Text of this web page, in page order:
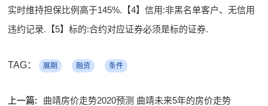
实时维持担保比例高于145%.【4】信用:非黑名单客户、无信用
违约记录.【5】标的:合约对应证券必须是标的证券.
TAG： 展期 融资 条件
上一篇:
曲靖房价走势2020预测 曲靖未来5年的房价走势